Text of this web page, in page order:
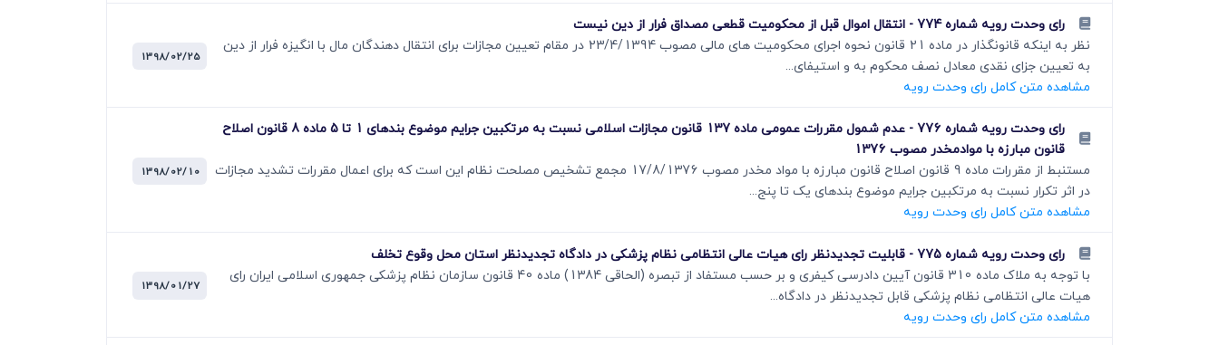
رای وحدت رویه شماره 774 - انتقال اموال قبل از محکومیت قطعی مصداق فرار از دین نیست
نظر به اینکه قانونگذار در ماده 21 قانون نحوه اجرای محکومیت ھای مالی مصوب 23/4/1394 در مقام تعیین مجازات برای انتقال دھندگان مال با انگیزه فرار از دین
به تعیین جزای نقدی معادل نصف محکوم به و استیفای...
مشاهده متن کامل رای وحدت رویه
1398/02/25
رای وحدت رویه شماره 776 - عدم شمول مقررات عمومی ماده 137 قانون مجازات اسلامی نسبت به مرتکبین جرایم موضوع بندهای 1 تا 5 ماده 8 قانون اصلاح
قانون مبارزه با موادمخدر مصوب 1376
مستنبط از مقررات ماده 9 قانون اصلاح قانون مبارزه با مواد مخدر مصوب 17/8/1376 مجمع تشخیص مصلحت نظام این است که برای اعمال مقررات تشدید مجازات
در اثر تکرار نسبت به مرتکبین جرایم موضوع بندھای یک تا پنج...
مشاهده متن کامل رای وحدت رویه
1398/02/10
رای وحدت رویه شماره 775 - قابلیت تجدیدنظر رای هیات عالی انتظامی نظام پزشکی در دادگاه تجدیدنظر استان محل وقوع تخلف
با توجه به ملاک ماده 310 قانون آیین دادرسی کیفری و بر حسب مستفاد از تبصره (الحاقی 1384) ماده 40 قانون سازمان نظام پزشکی جمھوری اسلامی ایران رای
ھیات عالی انتظامی نظام پزشکی قابل تجدیدنظر در دادگاه...
مشاهده متن کامل رای وحدت رویه
1398/01/27